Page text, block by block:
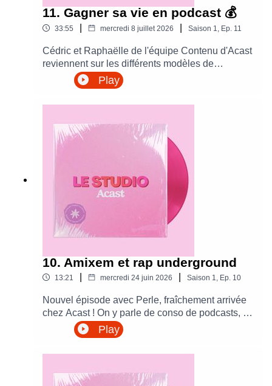
11. Gagner sa vie en podcast 💰
33:55 mercredi 8 juillet 2026 Saison 1 Ep. 11
Cédric et Raphaëlle de l'équipe Contenu d'Acast
reviennent sur les différents modèles de
monétisation d'un podcast et nous explique tout,
tout, tout ! Comment le monétiser, sous quelle
Play
10. Amixem et rap underground
13:21 mercredi 24 juin 2026 Saison 1 Ep. 10
Nouvel épisode avec Perle, fraîchement arrivée
chez Acast ! On y parle de conso de podcasts, de
rap underground, d'une anecdote hilarante
d'Amixem et de Baptiste qui n'a toujours pas
Play